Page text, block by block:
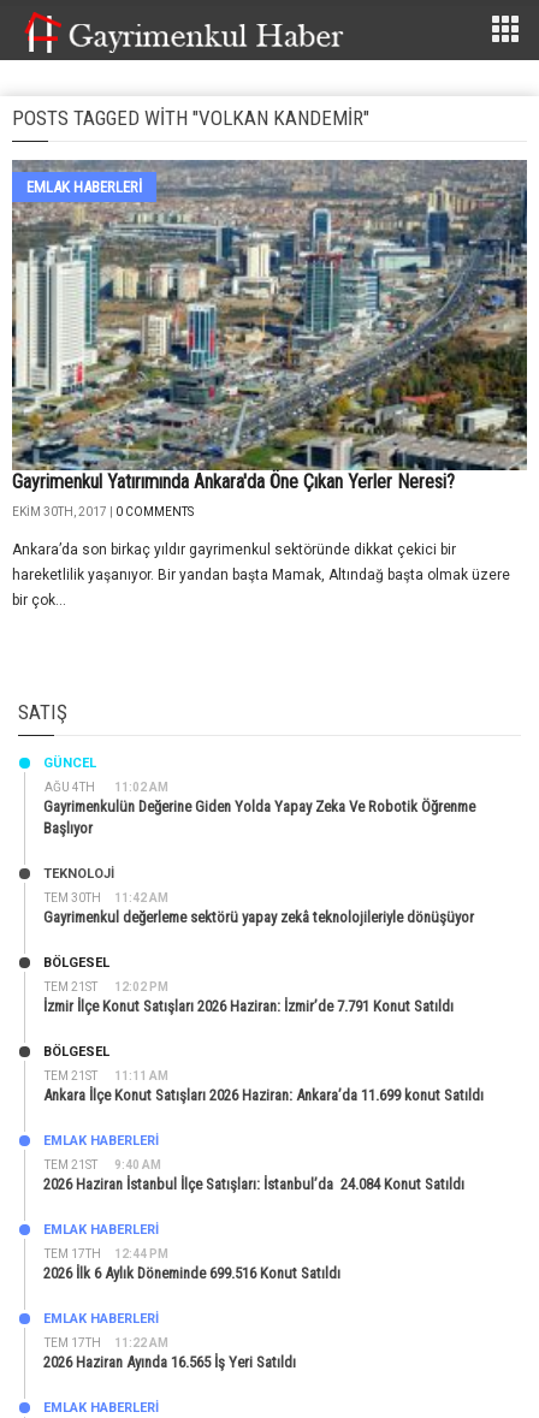
POSTS TAGGED WITH "VOLKAN KANDEMIR"
EMLAK HABERLERI
Gayrimenkul Yatırımında Ankara'da Öne Çıkan Yerler Neresi?
EKIM 30TH, 2017 | 0 COMMENTS
Ankara’da son birkaç yıldır gayrimenkul sektöründe dikkat çekici bir
hareketlilik yaşanıyor. Bir yandan başta Mamak, Altındağ başta olmak üzere
bir çok...
SATIŞ
AĞU 4TH 11:02 AM
GÜNCEL
Gayrimenkulün Değerine Giden Yolda Yapay Zeka Ve Robotik Öğrenme
Başlıyor
TEM 30TH 11:42 AM
TEKNOLOJİ
Gayrimenkul değerleme sektörü yapay zekâ teknolojileriyle dönüşüyor
TEM 21ST 12:02 PM
BÖLGESEL
İzmir İlçe Konut Satışları 2026 Haziran: İzmir’de 7.791 Konut Satıldı
TEM 21ST 11:11 AM
BÖLGESEL
Ankara İlçe Konut Satışları 2026 Haziran: Ankara’da 11.699 konut Satıldı
TEM 21ST 9:40 AM
EMLAK HABERLERI
2026 Haziran İstanbul İlçe Satışları: İstanbul’da 24.084 Konut Satıldı
TEM 17TH 12:44 PM
EMLAK HABERLERI
2026 İlk 6 Aylık Döneminde 699.516 Konut Satıldı
TEM 17TH 11:22 AM
EMLAK HABERLERI
2026 Haziran Ayında 16.565 İş Yeri Satıldı
EMLAK HABERLERI